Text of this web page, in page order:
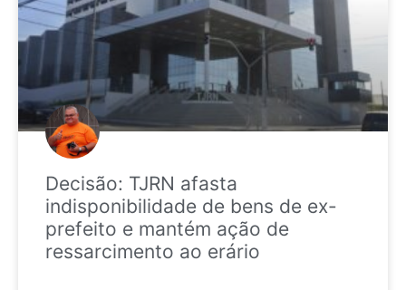
Decisão: TJRN afasta
indisponibilidade de bens de ex-
prefeito e mantém ação de
ressarcimento ao erário